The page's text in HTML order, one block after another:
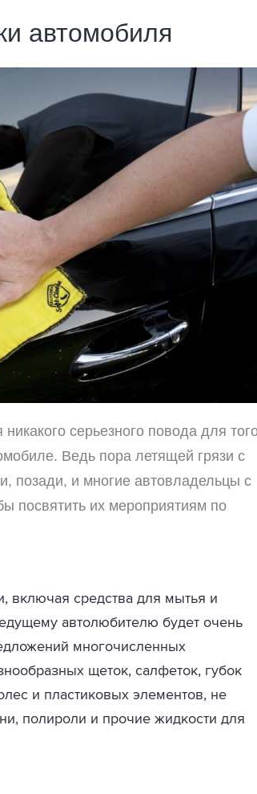
автомобиля
серьезного повода для
Ведь пора летящей грязи с
позади, и многие автовладельцы с
посвятить их мероприятиям по
включая средства для мытья и
автолюбителю будет очень
многочисленных
щеток, салфеток, губок
и пластиковых элементов, не
полироли и прочие жидкости для